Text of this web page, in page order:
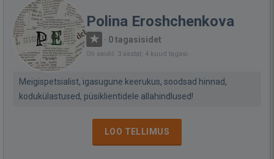
Polina Eroshchenkova
· 0 tagasisidet
Oli saidil: 3 aastat, 4 kuud tagasi
Meigispetsialist, igasugune keerukus, soodsad hinnad,
kodukülastused, püsiklientidele allahindlused!
LOO TELLIMUS